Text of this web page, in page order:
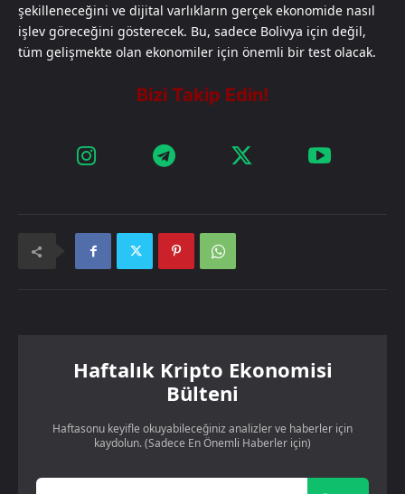
şekilleneceğini ve dijital varlıkların gerçek ekonomide nasıl
işlev göreceğini gösterecek. Bu, sadece Bolivya için değil,
tüm gelişmekte olan ekonomiler için önemli bir test olacak.​​​​​​​​​​​​​​​​
Haftalık Kripto Ekonomisi
Bülteni
Haftasonu keyifle okuyabileceğiniz analizler ve haberler için
kaydolun. (Sadece En Önemli Haberler için)